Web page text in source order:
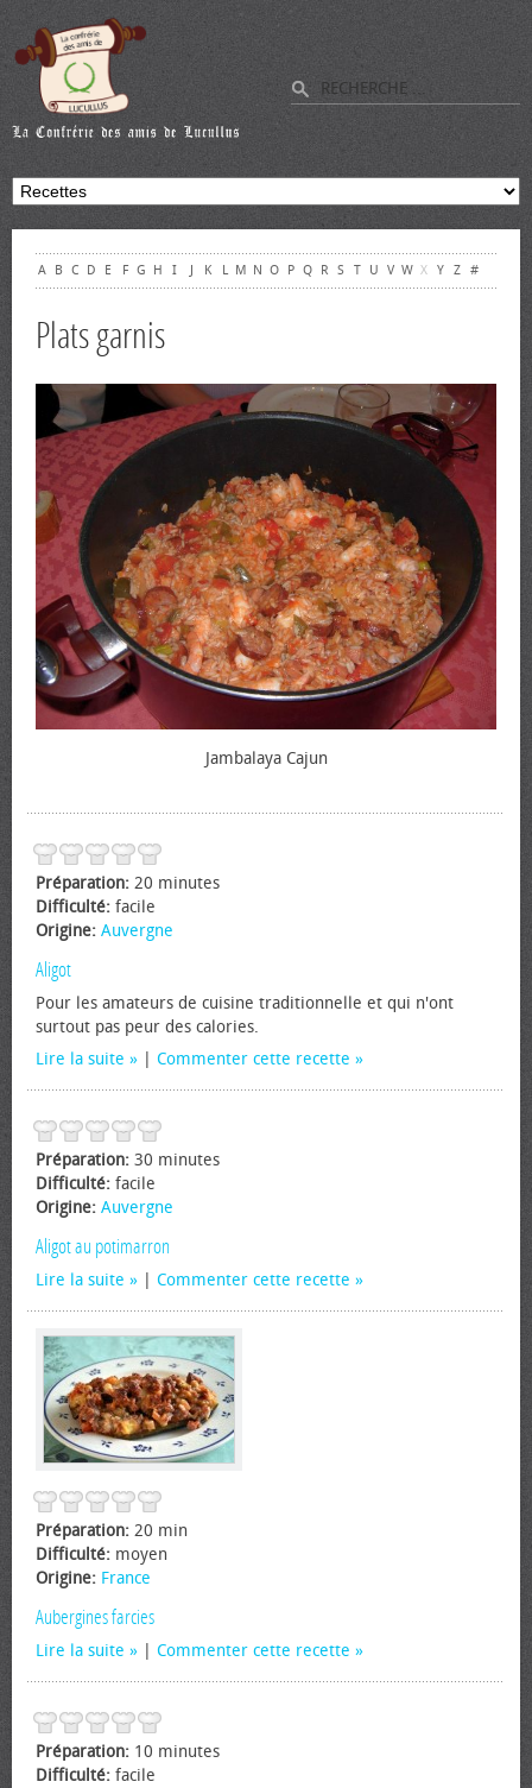
A B C D E F G H I J K L M N O P Q R S T U V W X Y Z #
Plats garnis
Jambalaya Cajun
Préparation: 20 minutes
Difficulté: facile
Origine: Auvergne
Aligot
Pour les amateurs de cuisine traditionnelle et qui n'ont
surtout pas peur des calories.
Lire la suite
Commenter cette recette
Préparation: 30 minutes
Difficulté: facile
Origine: Auvergne
Aligot au potimarron
Lire la suite Commenter cette recette
Préparation: 20 min
Difficulté: moyen
Origine: France
Aubergines farcies
Lire la suite Commenter cette recette
Préparation: 10 minutes
Difficulté: facile